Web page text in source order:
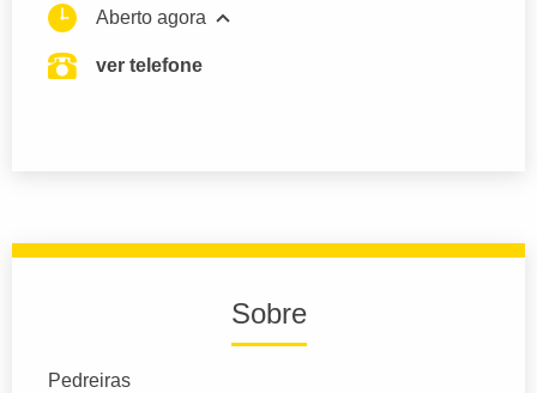
Aberto agora
ver telefone
Sobre
Pedreiras